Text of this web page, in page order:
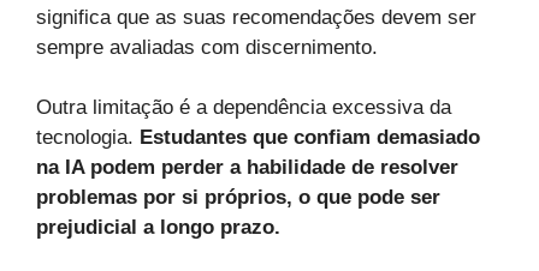
significa que as suas recomendações devem ser
sempre avaliadas com discernimento.
Outra limitação é a dependência excessiva da
tecnologia. Estudantes que confiam demasiado
na IA podem perder a habilidade de resolver
problemas por si próprios, o que pode ser
prejudicial a longo prazo.